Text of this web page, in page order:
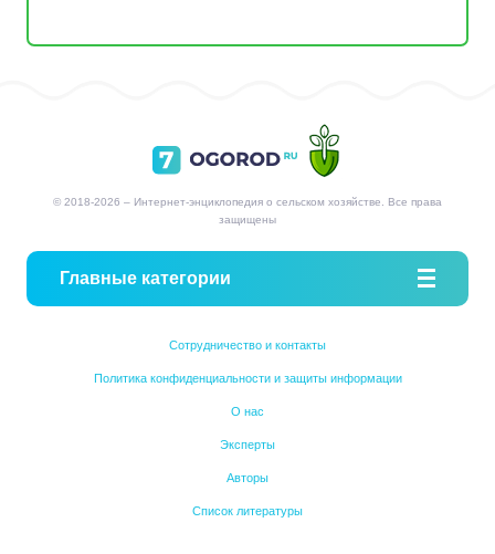
© 2018-2026 – Интернет-энциклопедия о сельском хозяйстве. Все права
защищены
Главные категории
Сотрудничество и контакты
Политика конфиденциальности и защиты информации
О нас
Эксперты
Авторы
Список литературы